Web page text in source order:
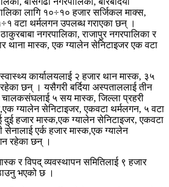
लागि १०÷१० हजार सर्जिकल माक्स,
वटा थर्मलगन उपलब्ध गराएका छन् ।
नगरपालिका, राजापुर नगरपालिका र
थाना मास्क, एक ग्यालेन सेनिटाइजर एक वटा
स्वास्थ्य कार्यालयलाई २ हजार थान मास्क, ३५
छन् । यसैगरी बर्दिया अस्पताललाई तीन
चालकसंघलाई ५ सय मास्क, जिल्ला प्रहरी
ग्यालेन सेनिटाइजर, एकवटा थर्मलगन, ५ वटा
दुई हजार मास्क,एक ग्यालेन सेनिटाइजर, एकवटा
सेनालाई एर्क हजार मास्क,एक ग्यालेन
रहेका छन् ।
र विपद् व्यवस्थापन समितिलाई ९ हजार
भएको छ ।